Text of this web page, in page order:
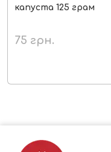
капуста 125 грам
75 грн.